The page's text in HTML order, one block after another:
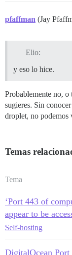
pfaffman (Jay
Elio:
y eso lo hice.
Probablemente no,
sugieres. Sin
droplet, no podemos
Temas
Tema
‘Port 443 of
appear to be
Self-hosting
DigitalOcean Port